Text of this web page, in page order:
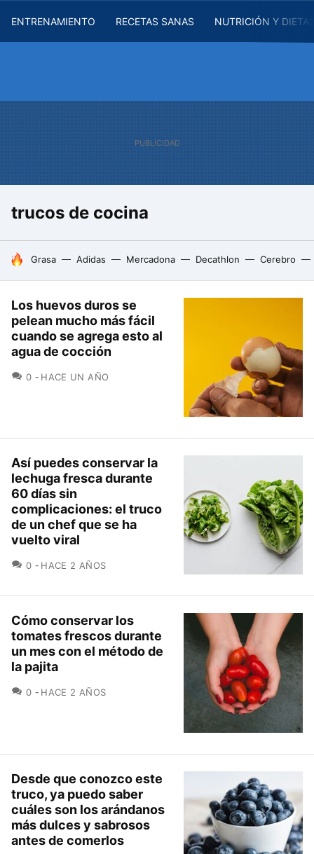
ENTRENAMIENTO RECETAS SANAS NUTRICIÓN Y
trucos de cocina
HOY SE HABLA DE
Grasa Adidas Mercadona Decathlon Cerebro
Los huevos duros se
pelean mucho más fácil
cuando se agrega esto al
agua de cocción
0 COMENTARIOS
HACE UN AÑO
Así puedes conservar la
lechuga fresca durante
60 días sin
complicaciones: el truco
de un chef que se ha
vuelto viral
0 COMENTARIOS
HACE 2 AÑOS
Cómo conservar los
tomates frescos durante
un mes con el método de
la pajita
0 COMENTARIOS
HACE 2 AÑOS
Desde que conozco este
truco, ya puedo saber
cuáles son los arándanos
más dulces y sabrosos
antes de comerlos